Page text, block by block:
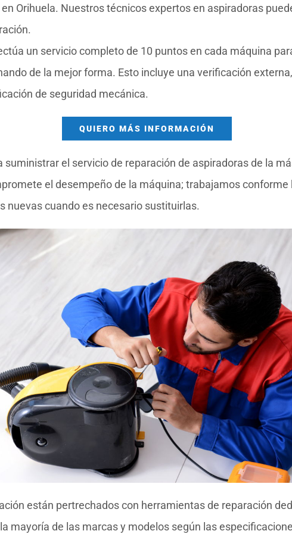
Orihuela. Nuestros técnicos expertos en aspiradoras
un servicio completo de 10 puntos en cada máquina
de la mejor forma. Esto incluye una verificación
de seguridad mecánica.
QUIERO MÁS INFORMACIÓN
el servicio de reparación de aspiradoras de la
el desempeño de la máquina; trabajamos
nuevas cuando es necesario sustituirlas.
están pertrechados con herramientas de reparación
mayoría de las marcas y modelos según las